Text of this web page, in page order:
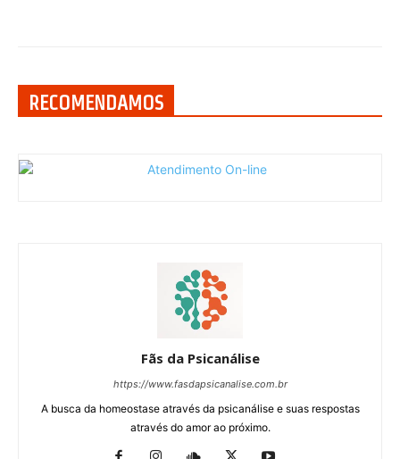
RECOMENDAMOS
Fãs da Psicanálise
https://www.fasdapsicanalise.com.br
A busca da homeostase através da psicanálise e suas respostas
através do amor ao próximo.